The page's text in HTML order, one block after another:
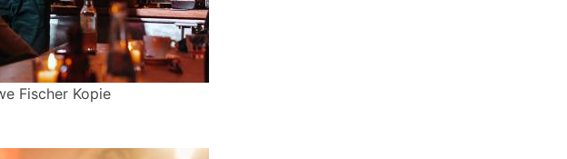
Fischer Kopie